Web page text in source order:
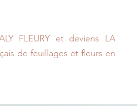
FLEURY et deviens LA
de feuillages et fleurs en